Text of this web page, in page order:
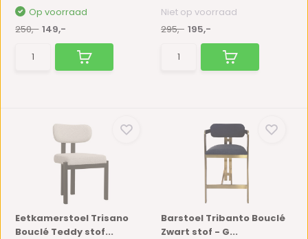
Op voorraad
250,- 149,-
Niet op voorraad
295,- 195,-
Eetkamerstoel Trisano
Bouclé Teddy stof...
Barstoel Tribanto Bouclé
Zwart stof - G...